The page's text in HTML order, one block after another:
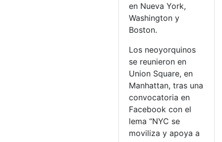
en Nueva York,
Washington y
Boston.
Los neoyorquinos
se reunieron en
Union Square, en
Manhattan, tras una
convocatoria en
Facebook con el
lema “NYC se
moviliza y apoya a